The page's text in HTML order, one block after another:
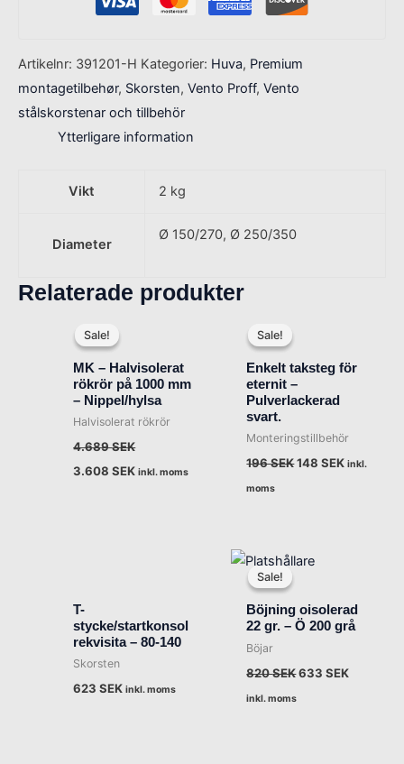
Artikelnr: 391201-H Kategorier: Huva, Premium
montagetilbehør, Skorsten, Vento Proff, Vento
stålskorstenar och tillbehör
Ytterligare information
Vikt 2 kg
Diameter
Ø 150/270, Ø 250/350
Relaterade produkter
Sale!
Sale!
MK – Halvisolerat
rökrör på 1000 mm
– Nippel/hylsa
Halvisolerat rökrör
4.689SEK
ursprungliga
priset
4.689 SEK.
3.608SEK
3.608 SEK.
inkl. moms
Sale!
Sale!
Enkelt taksteg för
eternit –
Pulverlackerad
svart.
Monteringstillbehör
196SEK
196 SEK.
148SEK
148 SEK.
inkl.
moms
T-
stycke/startkonsol
rekvisita – 80-140
Skorsten
623SEK inkl. moms
Sale!
Sale!
Böjning oisolerad
22 gr. – Ö 200 grå
Böjar
820SEK
ursprungliga
820 SEK.
633SEK
633 SEK.
inkl. moms